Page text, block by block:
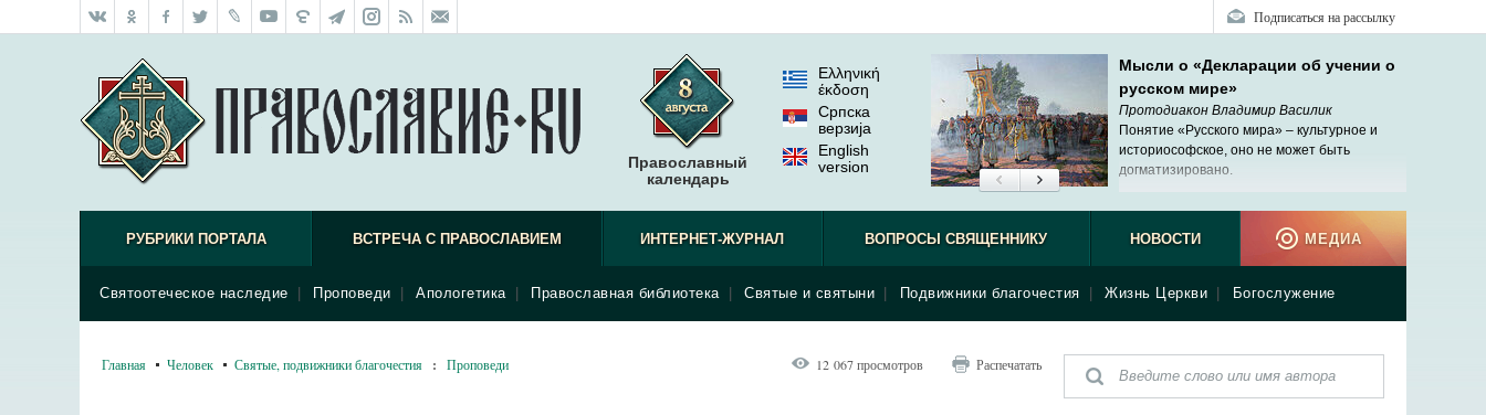
Подписаться на рассылку
Православный
календарь
Ελληνική
έκδοση
Српска
верзиjа
English
version
Мысли о «Декларации об учении о
русском мире»
Протодиакон Владимир Василик
Понятие «Русского мира» – культурное и
историософское, оно не может быть
догматизировано.
РУБРИКИ ПОРТАЛА ВСТРЕЧА С ПРАВОСЛАВИЕМ
Святоотеческое наследие Проповеди Апологетика Православная библиотека Святые и святыни Подвижники благочестия Жизнь Церкви Богослужение
ИНТЕРНЕТ-ЖУРНАЛ ВОПРОСЫ СВЯЩЕННИКУ НОВОСТИ МЕДИА
Главная Человек Святые, подвижники благочестия : Проповеди 12 067 просмотров Распечатать